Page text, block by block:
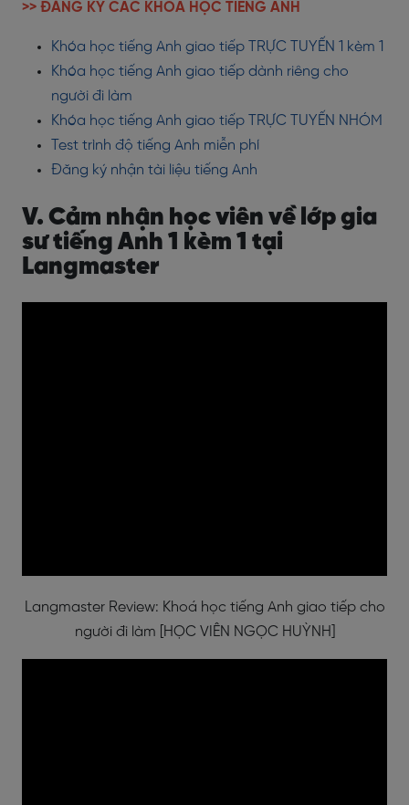
>> ĐĂNG KÝ CÁC KHOÁ HỌC TIẾNG ANH
Khóa học tiếng Anh giao tiếp TRỰC TUYẾN 1 kèm 1
Khóa học tiếng Anh giao tiếp dành riêng cho
người đi làm
Khóa học tiếng Anh giao tiếp TRỰC TUYẾN NHÓM
Test trình độ tiếng Anh miễn phí
Đăng ký nhận tài liệu tiếng Anh
V. Cảm nhận học viên về lớp gia
sư tiếng Anh 1 kèm 1 tại
Langmaster
Langmaster Review: Khoá học tiếng Anh giao tiếp cho
người đi làm [HỌC VIÊN NGỌC HUỲNH]